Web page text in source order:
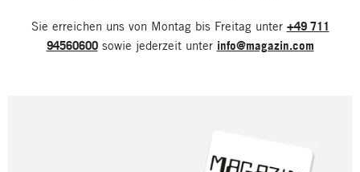
Sie erreichen uns von Montag bis Freitag unter +49 711
94560600sowie jederzeit unter info@magazin.com